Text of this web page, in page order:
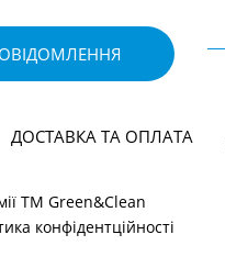
ДОСТАВКА ТА ОПЛАТА
ТМ Green&Clean
конфідентційності